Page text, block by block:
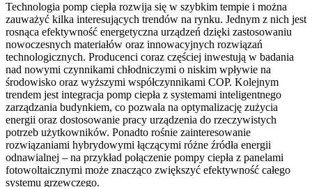
Technologia pomp ciepła rozwija się w szybkim tempie i można
zauważyć kilka interesujących trendów na rynku. Jednym z nich jest
rosnąca efektywność energetyczna urządzeń dzięki zastosowaniu
nowoczesnych materiałów oraz innowacyjnych rozwiązań
technologicznych. Producenci coraz częściej inwestują w badania
nad nowymi czynnikami chłodniczymi o niskim wpływie na
środowisko oraz wyższymi współczynnikami COP. Kolejnym
trendem jest integracja pomp ciepła z systemami inteligentnego
zarządzania budynkiem, co pozwala na optymalizację zużycia
energii oraz dostosowanie pracy urządzenia do rzeczywistych
potrzeb użytkowników. Ponadto rośnie zainteresowanie
rozwiązaniami hybrydowymi łączącymi różne źródła energii
odnawialnej – na przykład połączenie pompy ciepła z panelami
fotowoltaicznymi może znacząco zwiększyć efektywność całego
systemu grzewczego.